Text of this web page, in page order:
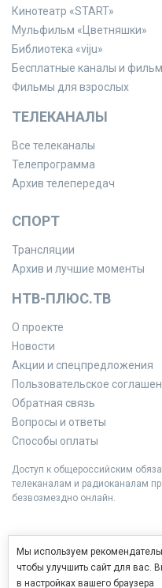
Кинотеатр «START»
Мульфильм «Цветняшки»
Библиотека «viju»
Бесплатные каналы и
Фильмы для взрослых
ТЕЛЕКАНАЛЫ
Все телеканалы
Телепрограмма
Архив телепередач
СПОРТ
Трансляции
Архив и лучшие моменты
НТВ-ПЛЮС.ТВ
О проекте
Новости
Акции и спецпредложения
Пользовательское
Обратная связь
Вопросы и ответы
Способы оплаты
Доступ к общероссийским
телеканалам и радиоканалам
безвозмездно онлайн.
Мы используем
чтобы улучшить сайт для вас.
в настройках вашего браузера